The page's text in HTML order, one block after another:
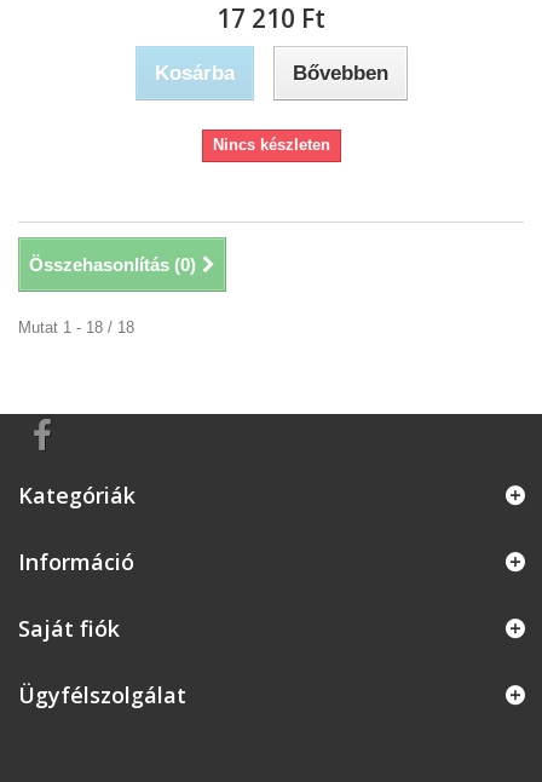
17 210 Ft‎
Kosárba Bővebben
Nincs készleten
Összehasonlítás (0)
Mutat 1 - 18 / 18
Kategóriák
Információ
Saját fiók
Ügyfélszolgálat